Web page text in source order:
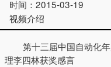
时间： 2015-03-19
视频介绍
第十三届中国自动化
理李四林获奖感言